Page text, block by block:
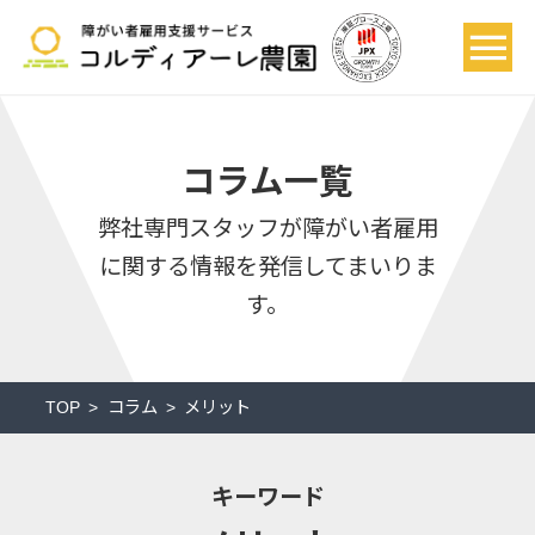
コラム一覧
弊社専門スタッフが障がい者雇用
に関する情報を発信してまいりま
す。
TOP コラム メリット
キーワード